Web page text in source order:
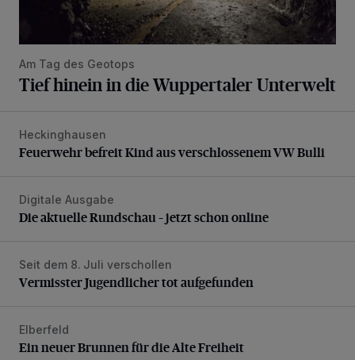
Am Tag des Geotops
Tief hinein in die Wuppertaler Unterwelt
Feuerwehr befreit Kind aus verschlossenem VW Bulli
Heckinghausen
Feuerwehr befreit Kind aus verschlossenem VW Bulli
Die aktuelle Rundschau – jetzt schon online
Digitale Ausgabe
Die aktuelle Rundschau – jetzt schon online
Vermisster Jugendlicher tot aufgefunden
Seit dem 8. Juli verschollen
Vermisster Jugendlicher tot aufgefunden
Ein neuer Brunnen für die Alte Freiheit
Elberfeld
Ein neuer Brunnen für die Alte Freiheit